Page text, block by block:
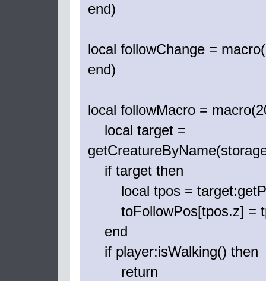
end)
local followChange =
end)
local followMacro =
local target =
if target then
local tpos =
toFollowPos[tpos.z] =
end
if player:isWalking() then
return